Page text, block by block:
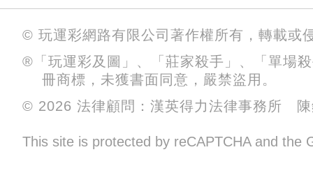
© 玩運彩網路有限公司著作權所有，轉載或
®「玩運彩及圖」、「莊家殺手」、「單場
冊商標，未獲書面同意，嚴禁盜用。
© 2026 法律顧問：漢英得力法律事務所 陳
This site is protected by reCAPTCHA and the